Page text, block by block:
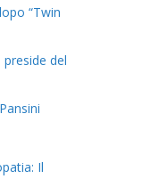
“Twin
del
Il